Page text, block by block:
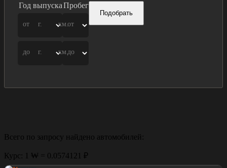
Год выпуска
от г.
до г.
Пробег
от
км.
до
км.
Подобрать
Всего по запросу найдено автомобилей:
Курс: 1 ₩ = 0.0574121 ₽